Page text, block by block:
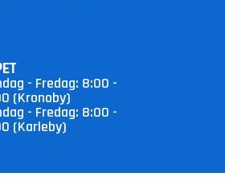
- Fredag: 8:00 -
(Kronoby)
- Fredag: 8:00 -
(Karleby)